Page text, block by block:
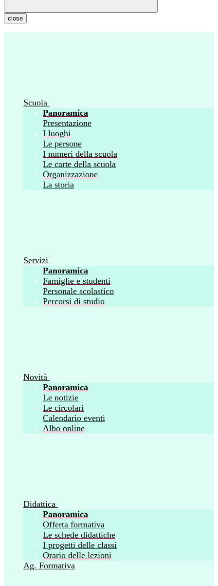
close
Scuola
Panoramica
Presentazione
I luoghi
Le persone
I numeri della scuola
Le carte della scuola
Organizzazione
La storia
Servizi
Panoramica
Famiglie e studenti
Personale scolastico
Percorsi di studio
Novità
Panoramica
Le notizie
Le circolari
Calendario eventi
Albo online
Didattica
Panoramica
Offerta formativa
Le schede didattiche
I progetti delle classi
Orario delle lezioni
Ag. Formativa